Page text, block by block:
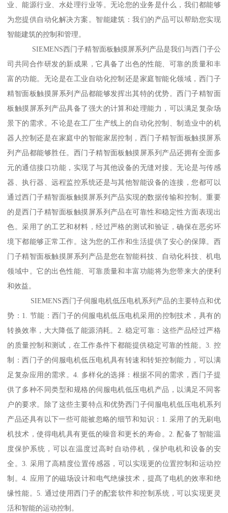
业、能源行业、水处理行业等。无论您的业务是什么，我们都能够
为您提供自动化解决方案。智能建筑：我们的产品可以帮助您实现
智能建筑的控制和管理。
SIEMENS西门子精智面板触摸屏系列产品是我们与西门子公
司共同合作研发的新成果，它具备了出色的性能、可靠的质量和丰
富的功能。无论是在工业自动化控制还是家庭智能化领域，西门子
精智面板触摸屏系列产品都能够发挥出其特的优势。西门子精智面
板触摸屏系列产品具备了强大的计算和处理能力，可以满足复杂场
景下的需求。不论是在工厂生产线上的自动化控制、制造业中的机
器人控制还是在家庭中的智能家居控制，西门子精智面板触摸屏系
列产品都能够胜任。西门子精智面板触摸屏系列产品还拥有全面多
元的通信接口功能，实现了与其他设备的无缝对接。无论是与传感
器、执行器、远程监控系统还是与其他智能设备的连接，您都可以
通过西门子精智面板触摸屏系列产品实现的数据传输和控制。重要
的是西门子精智面板触摸屏系列产品在可靠性和稳定性方面表现出
色。采用了的工艺和材料，经过严格的测试和验证，确保在恶劣环
境下都能够正常工作。这为您的工作和生活提供了安心的保障。西
门子精智面板触摸屏系列产品是您在智能科技、自动化科技、机电
领域中。它的出色性能、可靠质量和丰富功能将为您带来大的便利
和效益。
SIEMENS西门子伺服电机低压电机系列产品的主要特点和优
势：1. 节能：西门子的伺服电机低压电机采用的控制技术，具有的
转换效率，大大降低了能源消耗。2. 稳定可靠：这些产品经过严格
的质量控制和测试，在工作条件下都能提供稳定可靠的性能。3. 控
制：西门子的伺服电机低压电机具有转速和转矩控制能力，可以满
足复杂应用的需求。4. 多样化的选择：根据不同的需求，西门子提
供了多种不同类型和规格的伺服电机低压电机产品，以满足不同客
户的要求。除了这些主要特点和优势西门子伺服电机低压电机系列
产品还具有以下一些可能被忽略的细节和知识：1. 采用了的无刷电
机技术，使得电机具有更低的噪音和更长的寿命。2. 配备了智能温
度保护系统，可以在温度过高时自动停机，保护电机和设备的安
全。3. 采用了高精度位置传感器，可以实现更的位置控制和运动控
制。4. 应用了的磁场设计和电气绝缘技术，提髙了电机的效率和绝
缘性能。5. 通过使用西门子的配套软件和控制系统，可以实现更灵
活和智能的运动控制。